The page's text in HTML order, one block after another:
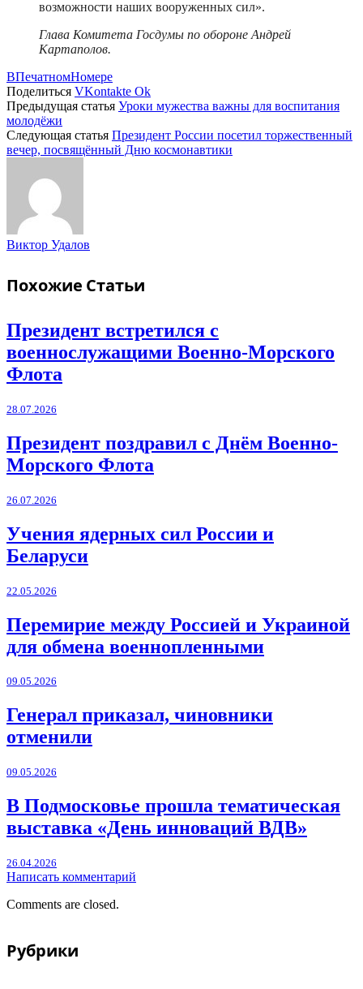
возможности наших вооруженных сил».
Глава Комитета Госдумы по обороне Андрей
Картаполов.
ВПечатномНомере
Поделиться VKontakte Ok
Предыдущая статья Уроки мужества важны для воспитания
молодёжи
Следующая статья Президент России посетил торжественный
вечер, посвящённый Дню космонавтики
Виктор Удалов
Похожие Статьи
Президент встретился с
военнослужащими Военно-Морского
Флота
28.07.2026
Президент поздравил с Днём Военно-
Морского Флота
26.07.2026
Учения ядерных сил России и
Беларуси
22.05.2026
Перемирие между Россией и Украиной
для обмена военнопленными
09.05.2026
Генерал приказал, чиновники
отменили
09.05.2026
В Подмосковье прошла тематическая
выставка «День инноваций ВДВ»
26.04.2026
Написать комментарий
Comments are closed.
Рубрики